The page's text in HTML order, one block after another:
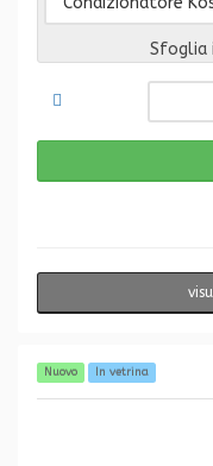
Sfoglia
Nuovo In vetrina